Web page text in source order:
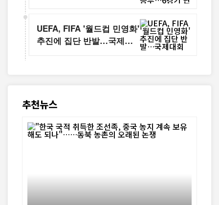
UEFA, FIFA '월드컵 민영화'
추진에 집단 반발…국제대
추천뉴스